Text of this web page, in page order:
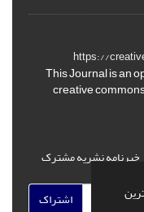
https://
This Journal is an
creative
خبرنامه نشریه مشترک
اشتراک